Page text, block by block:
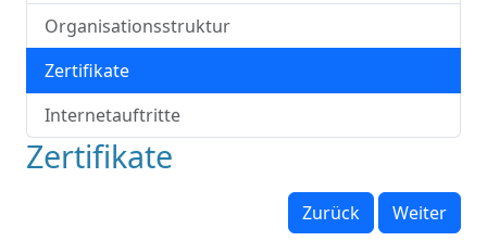
Organisationsstruktur
Zertifikate
Internetauftritte
Zertifikate
Zurück Weiter